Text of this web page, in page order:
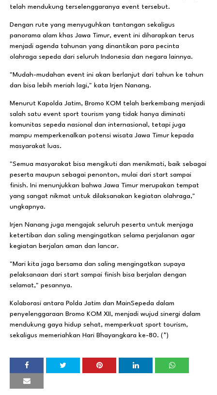
telah mendukung terselenggaranya event tersebut.
Dengan rute yang menyuguhkan tantangan sekaligus
panorama alam khas Jawa Timur, event ini diharapkan terus
menjadi agenda tahunan yang dinantikan para pecinta
olahraga sepeda dari seluruh Indonesia dan negara lainnya.
"Mudah-mudahan event ini akan berlanjut dari tahun ke tahun
dan bisa lebih meriah lagi," kata Irjen Nanang.
Menurut Kapolda Jatim, Bromo KOM telah berkembang menjadi
salah satu event sport tourism yang tidak hanya diminati
komunitas sepeda nasional dan internasional, tetapi juga
mampu memperkenalkan potensi wisata Jawa Timur kepada
masyarakat luas.
"Semua masyarakat bisa mengikuti dan menikmati, baik sebagai
peserta maupun sebagai penonton, mulai dari start sampai
finish. Ini menunjukkan bahwa Jawa Timur merupakan tempat
yang sangat nikmat untuk dilaksanakan kegiatan olahraga,"
ungkapnya.
Irjen Nanang juga mengajak seluruh peserta untuk menjaga
ketertiban dan saling mengingatkan selama perjalanan agar
kegiatan berjalan aman dan lancar.
"Mari kita jaga bersama dan saling mengingatkan supaya
pelaksanaan dari start sampai finish bisa berjalan dengan
selamat," pesannya.
Kolaborasi antara Polda Jatim dan MainSepeda dalam
penyelenggaraan Bromo KOM XII, menjadi wujud sinergi dalam
mendukung gaya hidup sehat, memperkuat sport tourism,
sekaligus memeriahkan Hari Bhayangkara ke-80. (*)